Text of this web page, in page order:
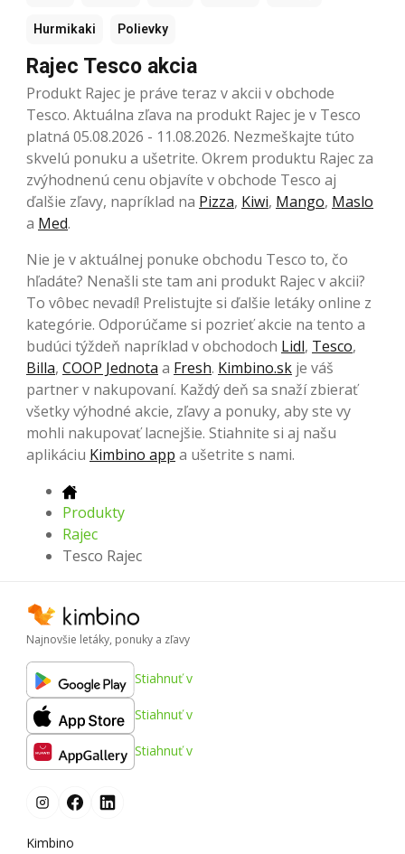
Hurmikaki Polievky
Rajec Tesco akcia
Produkt Rajec je práve teraz v akcii v obchode
Tesco. Aktuálna zľava na produkt Rajec je v Tesco
platná 05.08.2026 - 11.08.2026. Nezmeškajte túto
skvelú ponuku a ušetrite. Okrem produktu Rajec za
zvýhodnenú cenu objavíte v obchode Tesco aj
ďalšie zľavy, napríklad na Pizza, Kiwi, Mango, Maslo
a Med.
Nie je v aktuálnej ponuke obchodu Tesco to, čo
hľadáte? Nenašli ste tam ani produkt Rajec v akcii?
To vôbec nevadí! Prelistujte si ďalšie letáky online z
kategórie. Odporúčame si pozrieť akcie na tento a
budúci týždeň napríklad v obchodoch Lidl, Tesco,
Billa, COOP Jednota a Fresh. Kimbino.sk je váš
partner v nakupovaní. Každý deň sa snaží zbierať
všetky výhodné akcie, zľavy a ponuky, aby ste vy
mohli nakupovať lacnejšie. Stiahnite si aj našu
aplikáciu Kimbino app a ušetrite s nami.
Produkty
Rajec
Tesco Rajec
Najnovšie letáky, ponuky a zľavy
Stiahnuť v
Stiahnuť v
Stiahnuť v
Kimbino